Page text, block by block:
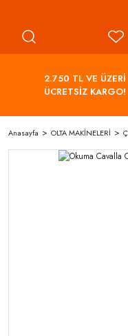
2.750 TL VE ÜZERİ
ÜCRETSİZ KARGO!
Anasayfa OLTA MAKİNELERİ